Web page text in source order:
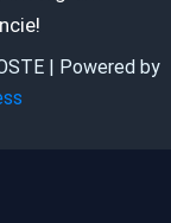
| Powered by